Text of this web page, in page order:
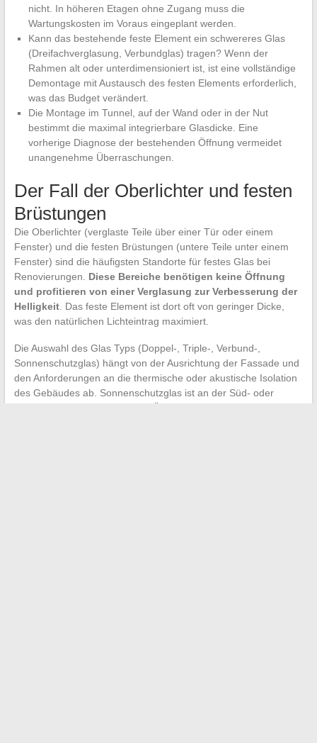
nicht. In höheren Etagen ohne Zugang muss die
Wartungskosten im Voraus eingeplant werden.
Kann das bestehende feste Element ein schwereres Glas
(Dreifachverglasung, Verbundglas) tragen? Wenn der
Rahmen alt oder unterdimensioniert ist, ist eine vollständige
Demontage mit Austausch des festen Elements erforderlich,
was das Budget verändert.
Die Montage im Tunnel, auf der Wand oder in der Nut
bestimmt die maximal integrierbare Glasdicke. Eine
vorherige Diagnose der bestehenden Öffnung vermeidet
unangenehme Überraschungen.
Der Fall der Oberlichter und festen
Brüstungen
Die Oberlichter (verglaste Teile über einer Tür oder einem
Fenster) und die festen Brüstungen (untere Teile unter einem
Fenster) sind die häufigsten Standorte für festes Glas bei
Renovierungen. Diese Bereiche benötigen keine Öffnung
und profitieren von einer Verglasung zur Verbesserung der
Helligkeit. Das feste Element ist dort oft von geringer Dicke,
was den natürlichen Lichteintrag maximiert.
Die Auswahl des Glas Typs (Doppel-, Triple-, Verbund-,
Sonnenschutzglas) hängt von der Ausrichtung der Fassade und
den Anforderungen an die thermische oder akustische Isolation
des Gebäudes ab. Sonnenschutzglas ist an der Süd- oder